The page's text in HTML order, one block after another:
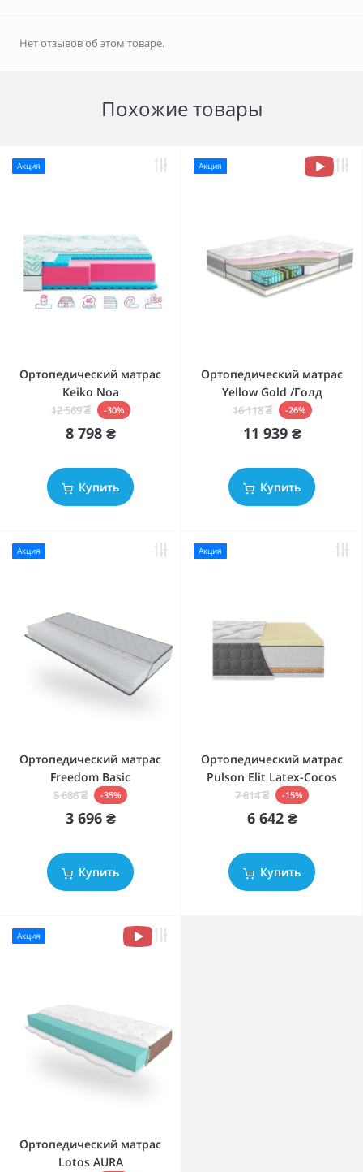
Нет отзывов об этом товаре.
Похожие товары
Акция
Ортопедический матрас
Keiko Noa
12 569 ₴ -30%
8 798 ₴
Купить
Акция
Ортопедический матрас
Yellow Gold /Голд
16 118 ₴ -26%
11 939 ₴
Купить
Акция
Ортопедический матрас
Freedom Basic
5 686 ₴ -35%
3 696 ₴
Купить
Акция
Ортопедический матрас
Pulson Elit Latex-Cocos
7 814 ₴ -15%
6 642 ₴
Купить
Акция
Ортопедический матрас
Lotos AURA